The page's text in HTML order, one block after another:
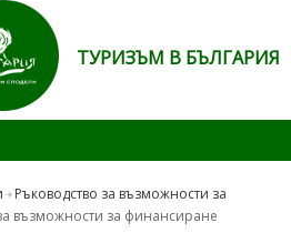
ТУРИЗЪМ В БЪЛГАРИЯ
Ръководство за възможности за
възможности за финансиране